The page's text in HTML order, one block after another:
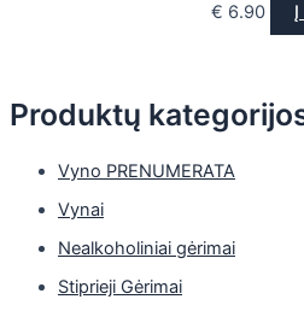
Produktų
Vyno PRENUMERATA
Vynai
Nealkoholiniai gėrimai
Stiprieji Gėrimai
€ 6.90